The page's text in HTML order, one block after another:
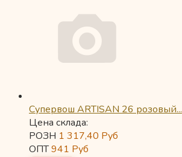
Супервош ARTISAN 26 розовый...
Цена склада:
РОЗН 1 317,40 Руб
ОПТ941 Руб